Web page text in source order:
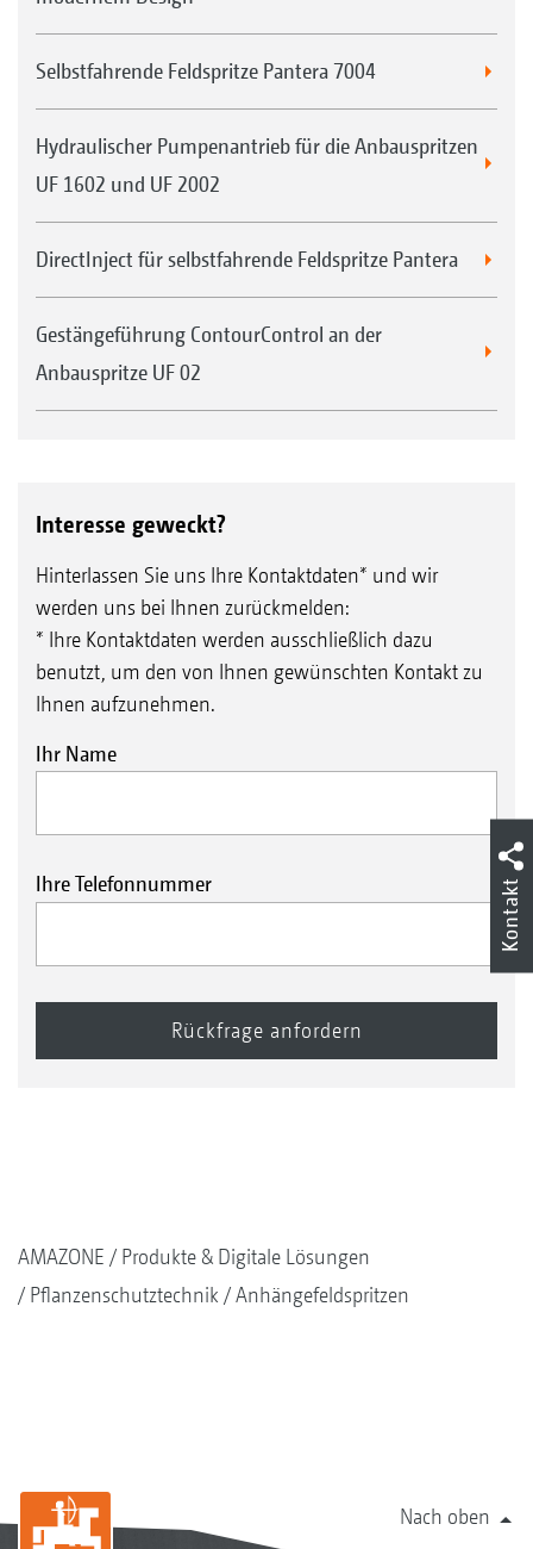
Selbstfahrende Feldspritze Pantera 7004
Hydraulischer Pumpenantrieb für die Anbauspritzen
UF 1602 und UF 2002
DirectInject für selbstfahrende Feldspritze Pantera
Gestängeführung ContourControl an der
Anbauspritze UF 02
Interesse geweckt?
Hinterlassen Sie uns Ihre Kontaktdaten* und wir
werden uns bei Ihnen zurückmelden:
* Ihre Kontaktdaten werden ausschließlich dazu
benutzt, um den von Ihnen gewünschten Kontakt zu
Ihnen aufzunehmen.
Ihr Name
Ihre Telefonnummer
AMAZONE
Produkte & Digitale Lösungen
Pflanzenschutztechnik
Anhängefeldspritzen
Nach oben
Kontakt